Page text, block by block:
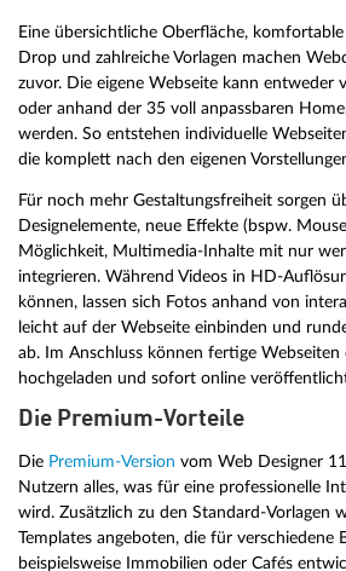
Eine übersichtliche Oberfläche,
Drop und zahlreiche Vorlagen machen
zuvor. Die eigene Webseite kann entweder
oder anhand der 35 voll anpassbaren
werden. So entstehen individuelle
die komplett nach den eigenen
Für noch mehr Gestaltungsfreiheit sorgen
Designelemente, neue Effekte (bspw.
Möglichkeit, Multimedia-Inhalte mit nur
integrieren. Während Videos in HD-
können, lassen sich Fotos anhand von
leicht auf der Webseite einbinden und
ab. Im Anschluss können fertige Webseiten
hochgeladen und sofort online
Die Premium-Vorteile
Die Premium-Version vom Web Designer
Nutzern alles, was für eine professionelle
wird. Zusätzlich zu den Standard-Vorlagen
Templates angeboten, die für verschiedene
beispielsweise Immobilien oder Cafés